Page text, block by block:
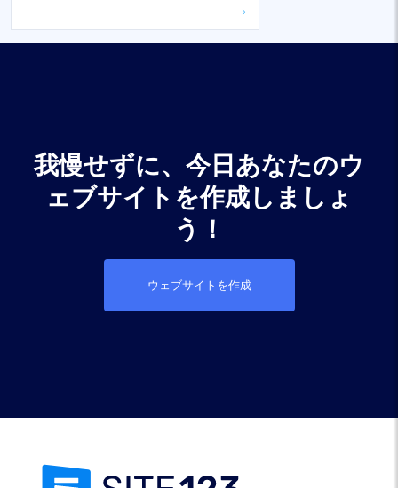
我慢せずに、今日あなたのウ
ェブサイトを作成しましょ
う！
ウェブサイトを作成